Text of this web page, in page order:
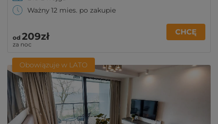
Ważny 12 mies. po zakupie
od 209zł
za noc
CHCĘ
Obowiązuje w LATO